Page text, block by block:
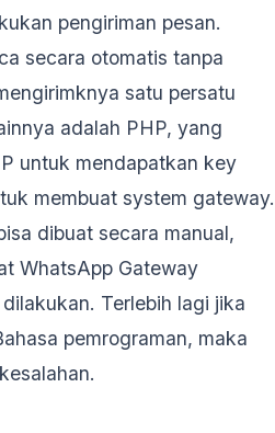
pengiriman pesan.
secara otomatis tanpa
satu persatu
adalah PHP, yang
untuk mendapatkan key
membuat system gateway.
dibuat secara manual,
WhatsApp Gateway
Terlebih lagi jika
pemrograman, maka